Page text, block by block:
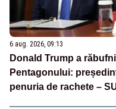
6 aug. 2026, 09:13
Donald Trump a
Pentagonului:
penuria de rachete –